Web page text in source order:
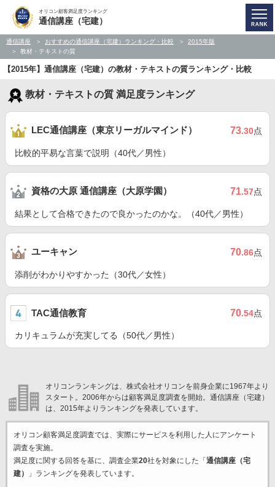
オリコン顧客満足度ランキング
通信講座（宅建）
通信講座 おすすめの通信講座（宅建）ランキング・比較
2015年版
教材・テキストの質
【2015年】通信講座（宅建）の教材・テキストの質ランキング・比較
教材・テキストの質 満足度ランキング
LEC通信講座（東京リーガルマインド） 73.30点
比較的平易な言葉で説明（40代／男性）
資格の大原 通信講座（大原学園） 71.57点
結果として合格できたので良かったのかな。（40代／男性）
ユーキャン 70.86点
添削がわかりやすかった（30代／女性）
TAC通信教育 70.54点
カリキュラムが充実してる（50代／男性）
オリコンランキングは、株式会社オリコンを前身企業に1967年より
スタート。2006年からは顧客満足度調査を開始。通信講座（宅建）
は、2015年よりランキングを発表しています。
オリコン顧客満足度調査では、実際にサービスを利用した 人にアンケート
調査を実施。
満足度に関する回答を基に、調査企業20社を対象にした「 通信講座（宅
建）
」ランキングを発表しています。